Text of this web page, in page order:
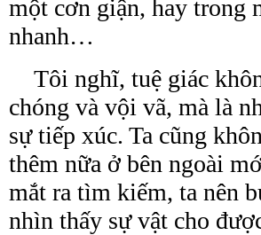
một cơn giận, hay trong
nhanh…
Tôi nghĩ, tuệ giác
chóng và vội vã, mà là
sự tiếp xúc. Ta cũng
thêm nữa ở bên ngoài
mắt ra tìm kiếm, ta nên
nhìn thấy sự vật cho